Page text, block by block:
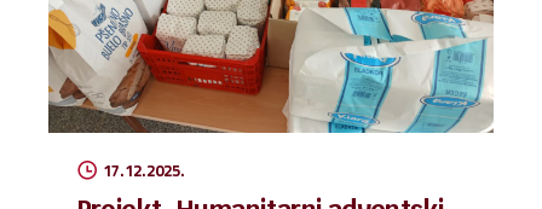
17.12.2025.